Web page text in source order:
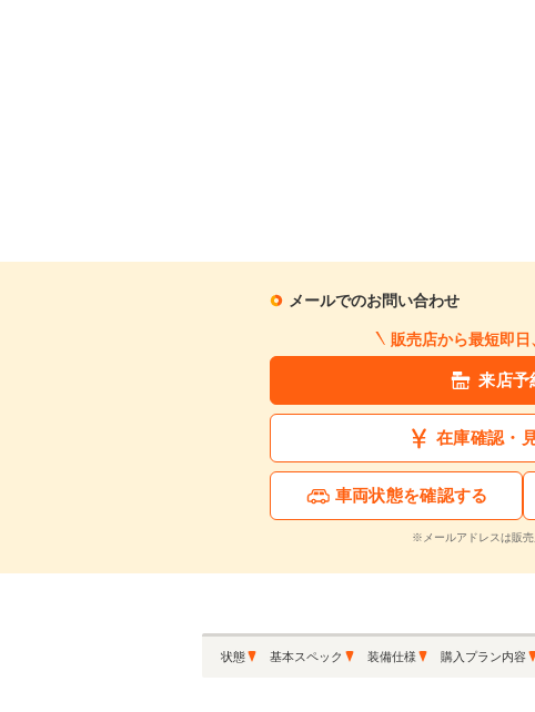
メールでのお問い合わせ
販売店から最短即日
来店予
在庫確認・
車両状態を確認する
※メールアドレスは販売
状態 基本スペック 装備仕様 購入プラン内容